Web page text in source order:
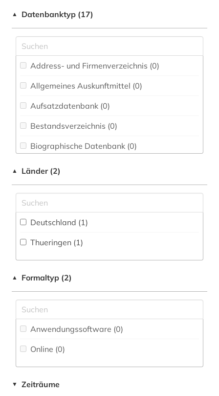
Medizin (0)
Musikwissenschaft (0)
Pädagogik (0)
Soziologie (0)
Wissenschaftskunde, Forschung, Hochschul-,
rechtsprechung (1)
thüringen (1)
überseeterritorium (1)
▲ Datenbanktyp (17)
Address- und Firmenverzeichnis (0)
Allgemeines Auskunftmittel (0)
Aufsatzdatenbank (0)
Bestandsverzeichnis (0)
Biographische Datenbank (0)
Disziplinäre Forschungsdatenrepositorien (0)
Volltextdatenbank (3)
▲ Länder (2)
Deutschland (1)
Thueringen (1)
▲ Formaltyp (2)
Anwendungssoftware (0)
Online (0)
▼ Zeiträume